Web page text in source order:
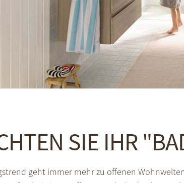
SIE IHR
geht immer mehr zu offenen